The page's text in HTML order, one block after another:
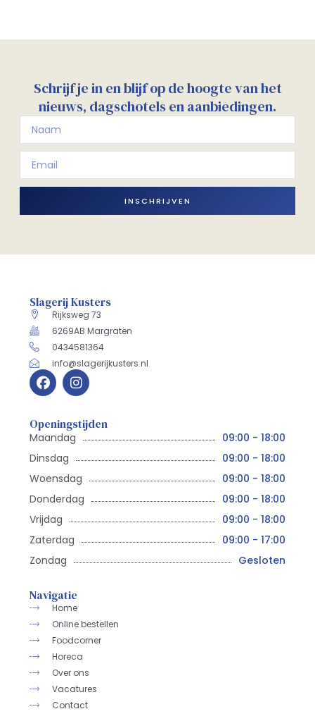
Schrijf je in en blijf op de hoogte van het
nieuws, dagschotels en aanbiedingen.
INSCHRIJVEN
Slagerij Kusters
Rijksweg 73
6269AB Margraten
0434581364
info@slagerijkusters.nl
Openingstijden
Maandag
09:00 - 18:00
Dinsdag
09:00 - 18:00
Woensdag
09:00 - 18:00
Donderdag
09:00 - 18:00
Vrijdag
09:00 - 18:00
Zaterdag
09:00 - 17:00
Zondag
Gesloten
Navigatie
Home
Online bestellen
Foodcorner
Horeca
Over ons
Vacatures
Contact